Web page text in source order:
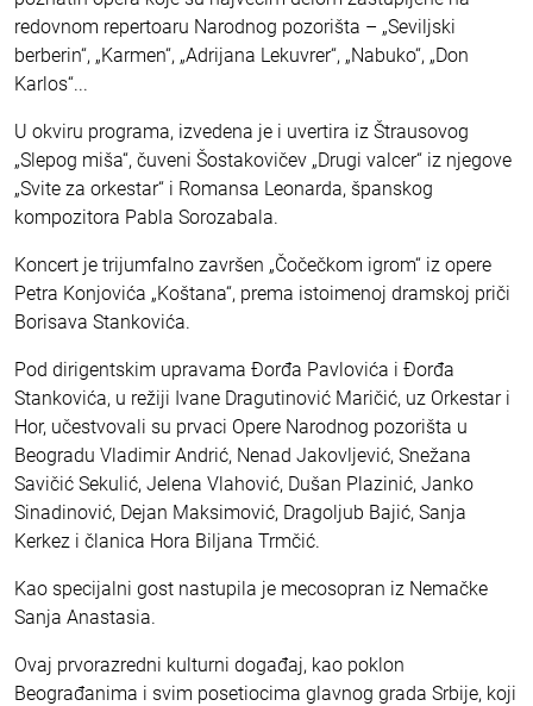
redovnom repertoaru Narodnog pozorišta – „Seviljski
berberin“, „Karmen“, „Adrijana Lekuvrer“, „Nabuko“, „Don
Karlos“...
U okviru programa, izvedena je i uvertira iz Štrausovog
„Slepog miša“, čuveni Šostakovičev „Drugi valcer“ iz njegove
„Svite za orkestar“ i Romansa Leonarda, španskog
kompozitora Pabla Sorozabala.
Koncert je trijumfalno završen „Čočečkom igrom“ iz opere
Petra Konjovića „Koštana“, prema istoimenoj dramskoj priči
Borisava Stankovića.
Pod dirigentskim upravama Đorđa Pavlovića i Đorđa
Stankovića, u režiji Ivane Dragutinović Maričić, uz Orkestar i
Hor, učestvovali su prvaci Opere Narodnog pozorišta u
Beogradu Vladimir Andrić, Nenad Jakovljević, Snežana
Savičić Sekulić, Jelena Vlahović, Dušan Plazinić, Janko
Sinadinović, Dejan Maksimović, Dragoljub Bajić, Sanja
Kerkez i članica Hora Biljana Trmčić.
Kao specijalni gost nastupila je mecosopran iz Nemačke
Sanja Anastasia.
Ovaj prvorazredni kulturni događaj, kao poklon
Beograđanima i svim posetiocima glavnog grada Srbije, koji